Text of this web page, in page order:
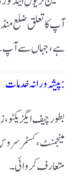
آپ کا تعلق ضلع
ہے، جہاں سے آپ نے
پیشہ ورانہ خدمات:
بطور چیف
مینجمنٹ، کسٹمر
متعارف کروائی۔